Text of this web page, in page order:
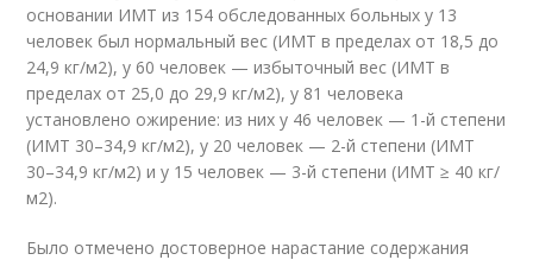
основании ИМТ из 154 обследованных больных у 13
человек был нормальный вес (ИМТ в пределах от 18,5 до
24,9 кг/м2), у 60 человек — избыточный вес (ИМТ в
пределах от 25,0 до 29,9 кг/м2), у 81 человека
установлено ожирение: из них у 46 человек — 1-й степени
(ИМТ 30–34,9 кг/м2), у 20 человек — 2-й степени (ИМТ
30–34,9 кг/м2) и у 15 человек — 3-й степени (ИМТ ≥ 40 кг/
м2).
Было отмечено достоверное нарастание содержания